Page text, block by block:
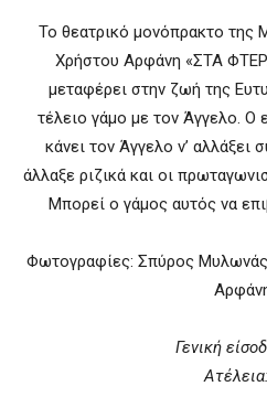
Το θεατρικό μονόπρακτο της
Χρήστου Αρφάνη «ΣΤΑ
μεταφέρει στην ζωή της
τέλειο γάμο με τον Άγγελο. Ο
κάνει τον Άγγελο ν’
άλλαξε ριζικά και οι
Μπορεί ο γάμος αυτός να
Φωτογραφίες: Σπύρος
Γενική